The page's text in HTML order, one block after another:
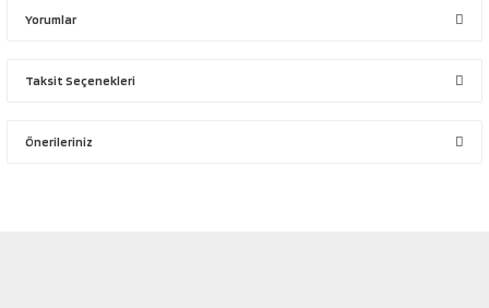
Yorumlar
Taksit Seçenekleri
Önerileriniz